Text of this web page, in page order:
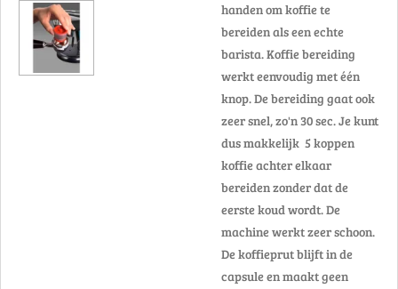
handen om koffie te
bereiden als een echte
barista. Koffie bereiding
werkt eenvoudig met één
knop. De bereiding gaat ook
zeer snel, zo'n 30 sec. Je kunt
dus makkelijk 5 koppen
koffie achter elkaar
bereiden zonder dat de
eerste koud wordt. De
machine werkt zeer schoon.
De koffieprut blijft in de
capsule en maakt geen